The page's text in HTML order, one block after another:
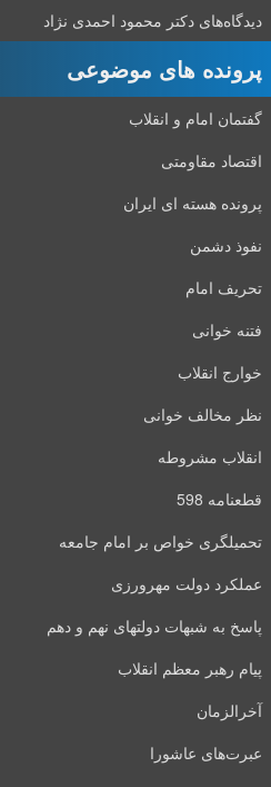
دیدگاه‌های دکتر محمود احمدی نژاد
پرونده های موضوعی
گفتمان امام و انقلاب
اقتصاد مقاومتی
پرونده هسته ای ایران
نفوذ دشمن
تحریف امام
فتنه خوانی
خوارج انقلاب
نظر مخالف خوانی
انقلاب مشروطه
قطعنامه 598
تحمیلگری خواص بر امام جامعه
عملکرد دولت مهرورزی
پاسخ به شبهات دولتهای نهم و دهم
پیام رهبر معظم انقلاب
آخرالزمان
عبرت‌های عاشورا